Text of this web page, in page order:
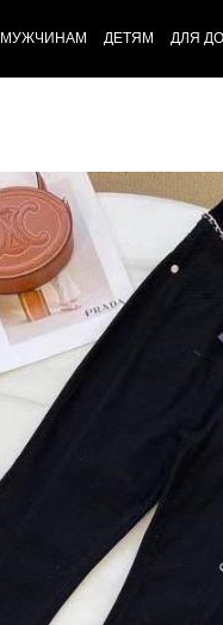
МУЖЧИНАМ ДЕТЯМ ДЛЯ